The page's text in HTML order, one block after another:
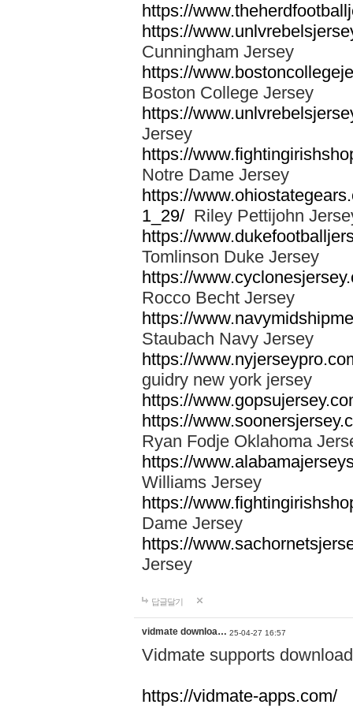
https://
https://
Cunningham Jersey
https://
Boston College Jersey
https://
Jersey
https://
Notre Dame Jersey
https://
1_29/ Riley Pettijohn
https://
Tomlinson Duke Jersey
https://
Rocco Becht Jersey
https://
Staubach Navy Jersey
https://
guidry new york jersey
https://
https://
Ryan Fodje Oklahoma
https://
Williams Jersey
https://
Dame Jersey
https://
Jersey
답글달기
vidmate downloa… 25-04-27 16:57
Vidmate supports
https://vidmate-apps.com/